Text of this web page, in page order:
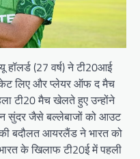
(27 वर्ष) ने टी20आई
लिए और प्लेयर ऑफ द मैच
टी20 मैच खेलते हुए उन्होंने
सुंदर जैसे बल्लेबाजों को आउट
बदौलत आयरलैंड ने भारत को
के खिलाफ टी20ई में पहली